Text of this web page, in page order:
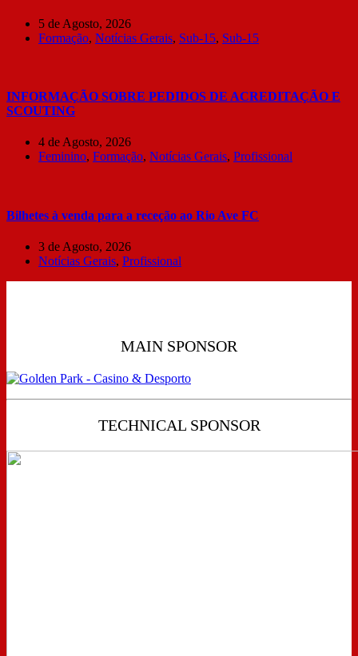
5 de Agosto, 2026
Formação, Notícias Gerais, Sub-15, Sub-15
INFORMAÇÃO SOBRE PEDIDOS DE ACREDITAÇÃO E
SCOUTING
4 de Agosto, 2026
Feminino, Formação, Notícias Gerais, Profissional
Bilhetes à venda para a receção ao Rio Ave FC
3 de Agosto, 2026
Notícias Gerais, Profissional
MAIN SPONSOR
TECHNICAL SPONSOR